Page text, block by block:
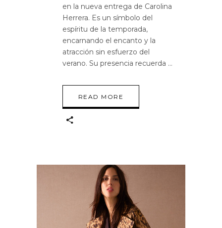
en la nueva entrega de Carolina
Herrera. Es un símbolo del
espíritu de la temporada,
encarnando el encanto y la
atracción sin esfuerzo del
verano. Su presencia recuerda
READ MORE